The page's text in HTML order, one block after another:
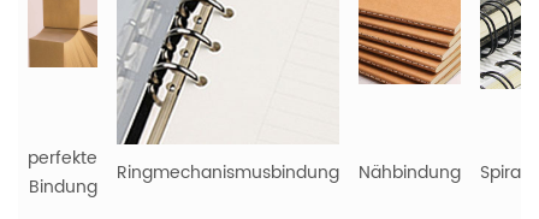
perfekte
Bindung
Ringmechanismusbindung Nähbindung